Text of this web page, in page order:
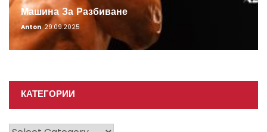
Машина За Разбиване
Anton 29.09.2025
КАТЕГОРИИ